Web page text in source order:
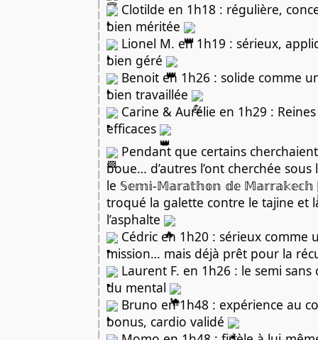
Clotilde en 1h18 : régulière,
bien méritée
Lionel M. en 1h19 : sérieux,
bien géré
Benoit en 1h26 : solide comme
bien travaillée
Carine & Aurélie en 1h29 :
efficaces
Pendant que certains
boue… d’autres l’ont cherchée
le 𝕊𝕖𝕞𝕚-𝕄𝕒𝕣𝕒𝕥𝕙𝕠𝕟 𝕕𝕖 𝕄𝕒𝕣𝕣𝕒𝕜𝕖𝕔𝕙
troqué la galette contre le tajine et
l’asphalte
Cédric en 1h20 : sérieux comme
mission… mais déjà prêt pour la
Laurent F. en 1h26 : le semi sans
du mental
Bruno en 1h48 : expérience au
bonus, cardio validé